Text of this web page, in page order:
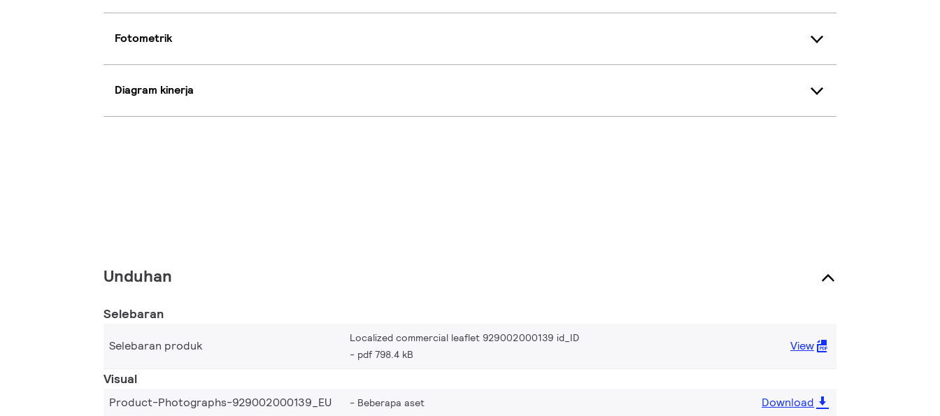
Fotometrik
Diagram kinerja
Unduhan
Selebaran
Selebaran produk
Localized commercial leaflet 929002000139 id_ID
pdf 798.4 kB
View
Visual
Product-Photographs-929002000139_EU Beberapa aset
Download